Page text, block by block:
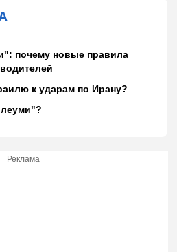
почему новые правила
к ударам по Ирану?
Реклама